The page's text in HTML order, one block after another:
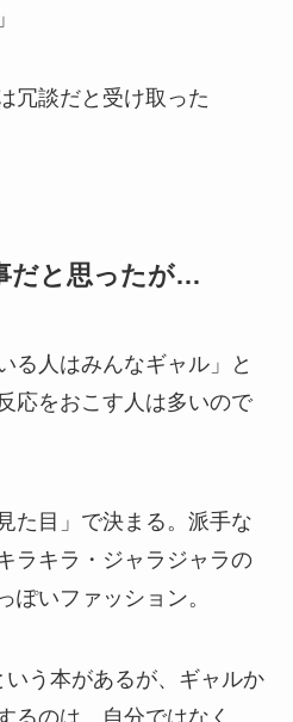
冗談だと受け取った
だと思ったが…
る人はみんなギャル」と
応をおこす人は多いので
た目」で決まる。派手な
ラキラ・ジャラジャラの
ぽいファッション。
いう本があるが、ギャルか